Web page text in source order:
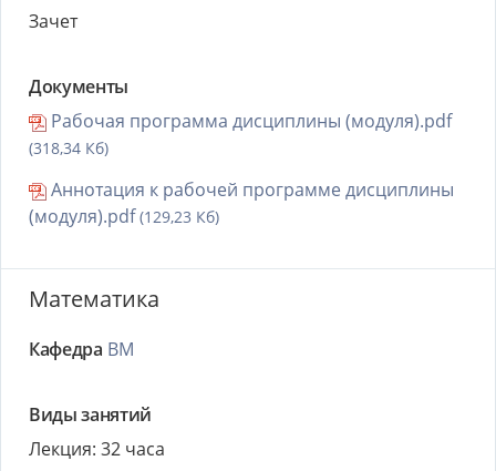
Зачет
Документы
Рабочая программа дисциплины (модуля).pdf
(318,34 Кб)
Аннотация к рабочей программе дисциплины
(модуля).pdf(129,23 Кб)
Математика
Кафедра ВМ
Виды занятий
Лекция: 32 часа